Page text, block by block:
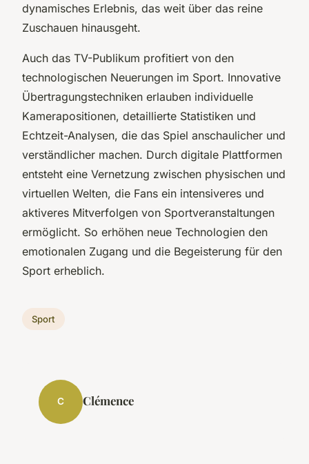
dynamisches Erlebnis, das weit über das reine
Zuschauen hinausgeht.
Auch das TV-Publikum profitiert von den
technologischen Neuerungen im Sport. Innovative
Übertragungstechniken erlauben individuelle
Kamerapositionen, detaillierte Statistiken und
Echtzeit-Analysen, die das Spiel anschaulicher und
verständlicher machen. Durch digitale Plattformen
entsteht eine Vernetzung zwischen physischen und
virtuellen Welten, die Fans ein intensiveres und
aktiveres Mitverfolgen von Sportveranstaltungen
ermöglicht. So erhöhen neue Technologien den
emotionalen Zugang und die Begeisterung für den
Sport erheblich.
Sport
C Clémence